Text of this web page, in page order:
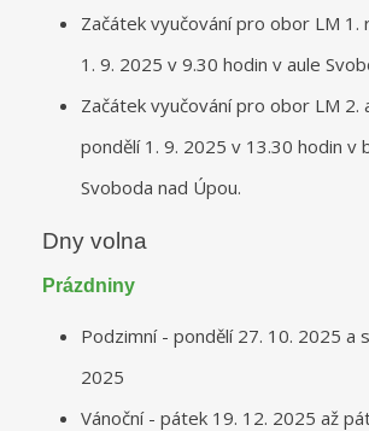
Začátek vyučování pro obor LM 1.
1. 9. 2025 v 9.30 hodin v aule
Začátek vyučování pro obor LM 2.
pondělí 1. 9. 2025 v 13.30 hodin v
Svoboda nad Úpou.
Dny volna
Prázdniny
Podzimní - pondělí 27. 10. 2025 a
2025
Vánoční - pátek 19. 12. 2025 až